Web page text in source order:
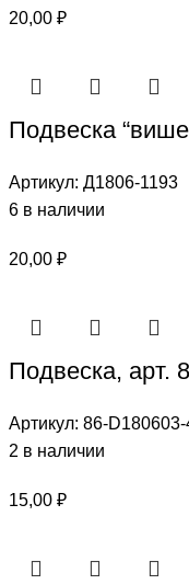
20,00 ₽
Подвеска
Артикул: Д1806-1193
6 в наличии
20,00 ₽
Подвеска, арт.
Артикул: 86-D180603-
2 в наличии
15,00 ₽